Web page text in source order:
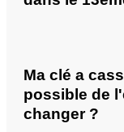
Ma clé a
possible de
changer ?